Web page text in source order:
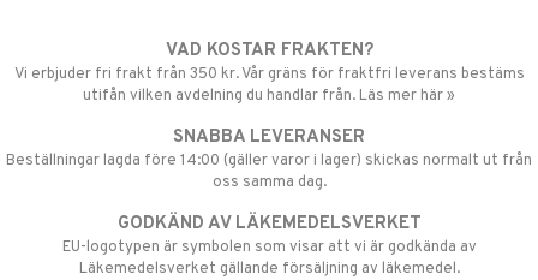
VAD KOSTAR FRAKTEN?
Vi erbjuder fri frakt från 350 kr. Vår gräns för fraktfri leverans bestäms
utifån vilken avdelning du handlar från. Läs mer här »
SNABBA LEVERANSER
Beställningar lagda före 14:00 (gäller varor i lager) skickas normalt ut från
oss samma dag.
GODKÄND AV LÄKEMEDELSVERKET
EU-logotypen är symbolen som visar att vi är godkända av
Läkemedelsverket gällande försäljning av läkemedel.